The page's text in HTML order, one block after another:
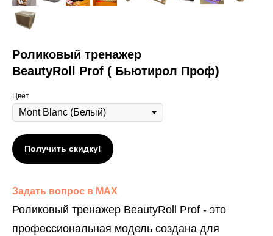
Роликовый тренажер
BeautyRoll Prof ( Бьютирол Проф)
Цвет
Получить скидку!
Задать вопрос в MAX
Роликовый тренажер BeautyRoll Prof - это
профессиональная модель создана для